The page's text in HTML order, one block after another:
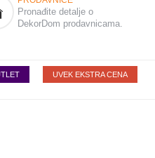
Pronađite detalje o
DekorDom prodavnicama.
UVEK EKSTRA CENA